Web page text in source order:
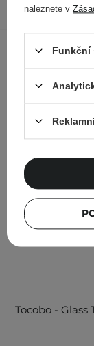
Tocobo -
naleznete v
Funkční